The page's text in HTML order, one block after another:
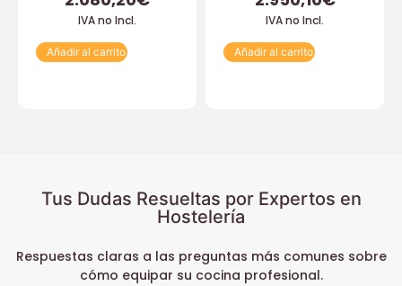
IVA no Incl.
Añadir al carrito
IVA no Incl.
Añadir al carrito
Tus Dudas Resueltas por Expertos en
Hostelería
Respuestas claras a las preguntas más comunes sobre
cómo equipar su cocina profesional.